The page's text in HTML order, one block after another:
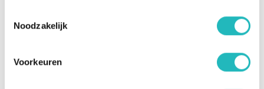
Noodzakelijk
Voorkeuren